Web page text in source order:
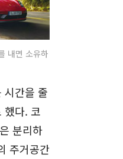
내면 소유하
시간을 줄
했다. 코
분리하
주거공간